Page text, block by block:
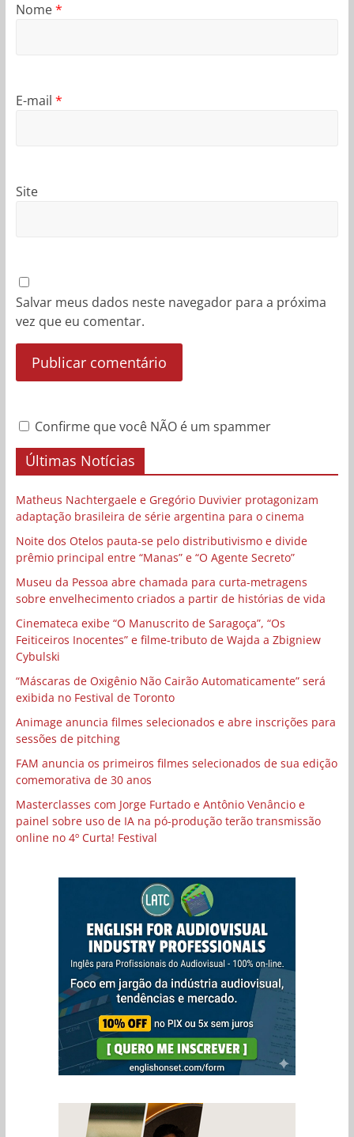
Nome*
E-mail *
Site
Salvar meus dados neste navegador para a próxima
vez que eu comentar.
Confirme que você NÃO é um spammer
Últimas Notícias
Matheus Nachtergaele e Gregório Duvivier protagonizam
adaptação brasileira de série argentina para o cinema
Noite dos Otelos pauta-se pelo distributivismo e divide
prêmio principal entre “Manas” e “O Agente Secreto”
Museu da Pessoa abre chamada para curta-metragens
sobre envelhecimento criados a partir de histórias de vida
Cinemateca exibe “O Manuscrito de Saragoça”, “Os
Feiticeiros Inocentes” e filme-tributo de Wajda a Zbigniew
Cybulski
“Máscaras de Oxigênio Não Cairão Automaticamente” será
exibida no Festival de Toronto
Animage anuncia filmes selecionados e abre inscrições para
sessões de pitching
FAM anuncia os primeiros filmes selecionados de sua edição
comemorativa de 30 anos
Masterclasses com Jorge Furtado e Antônio Venâncio e
painel sobre uso de IA na pó-produção terão transmissão
online no 4º Curta! Festival